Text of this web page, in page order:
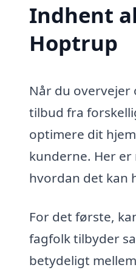
Indhent
Hoptrup
Når du
tilbud fra
optimere dit
kunderne. Her
hvordan det kan
For det første,
fagfolk tilbyder
betydeligt